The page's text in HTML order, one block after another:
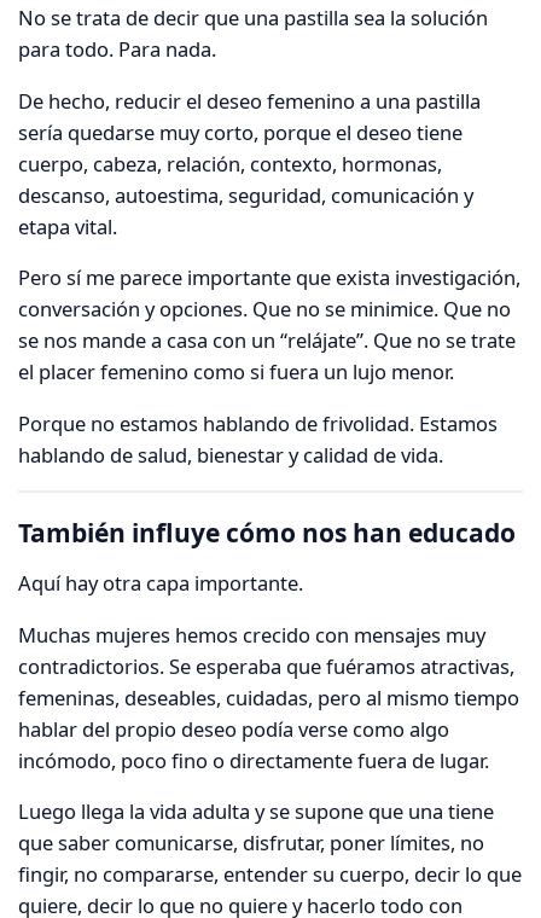
No se trata de decir que una pastilla sea la solución
para todo. Para nada.
De hecho, reducir el deseo femenino a una pastilla
sería quedarse muy corto, porque el deseo tiene
cuerpo, cabeza, relación, contexto, hormonas,
descanso, autoestima, seguridad, comunicación y
etapa vital.
Pero sí me parece importante que exista investigación,
conversación y opciones. Que no se minimice. Que no
se nos mande a casa con un “relájate”. Que no se trate
el placer femenino como si fuera un lujo menor.
Porque no estamos hablando de frivolidad. Estamos
hablando de salud, bienestar y calidad de vida.
También influye cómo nos han educado
Aquí hay otra capa importante.
Muchas mujeres hemos crecido con mensajes muy
contradictorios. Se esperaba que fuéramos atractivas,
femeninas, deseables, cuidadas, pero al mismo tiempo
hablar del propio deseo podía verse como algo
incómodo, poco fino o directamente fuera de lugar.
Luego llega la vida adulta y se supone que una tiene
que saber comunicarse, disfrutar, poner límites, no
fingir, no compararse, entender su cuerpo, decir lo que
quiere, decir lo que no quiere y hacerlo todo con